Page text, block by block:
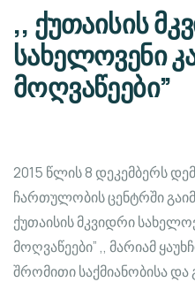
,, ქუთაისის
სახელოვენი
მოღვაწეები”
2015 წლის 8 დეკემბერს
ჩართულობის ცენტრში
ქუთაისის მკვიდრი
მოღვაწეები” ,, მარიამ
შრომითი საქმიანობისა